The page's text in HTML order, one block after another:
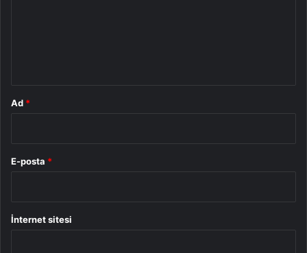
Ad *
E-posta *
İnternet sitesi